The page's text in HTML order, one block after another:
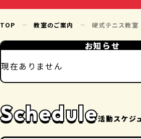
TOP 教室のご案内 硬式テニス教室
お知らせ
現在ありません
Schedule活動スケジ